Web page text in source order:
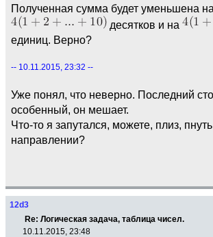
Полученная сумма будет уменьшена на
десятков и на
единиц. Верно?
-- 10.11.2015, 23:32 --
Уже понял, что неверно. Последний
особенный, он мешает.
Что-то я запутался, можете, плиз,
направлении?
12d3
Re: Логическая задача, таблица чисел.
10.11.2015, 23:48